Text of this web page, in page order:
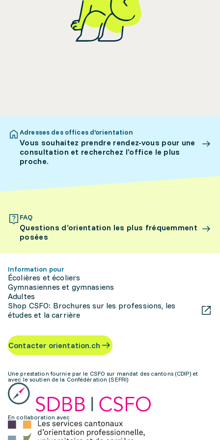
Adresses des offices d’orientation
Vous souhaitez prendre rendez-vous pour une
consultation et recherchez l’office le plus
proche.
FAQ
Questions d’orientation les plus fréquemment
posées
Information pour
Écolières et écoliers
Gymnasiennes et gymnasiens
Adultes
Shop CSFO: Brochures sur les professions, les
études et la carrière
Contacter orientation.ch
Une prestation fournie par le CSFO sur mandat des cantons (CDIP) et
avec le soutien de la Confédération (SEFRI)
En collaboration avec: